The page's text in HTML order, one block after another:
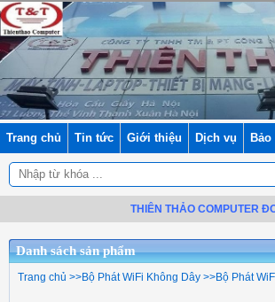
Trang chủ Tin tức Giới thiệu Dịch vụ
THIÊN THẢO COMPUTER ĐƠN VỊ
Danh sách sản phẩm
Trang chủ >>Bộ Phát WiFi Không Dây >>Bộ Phát